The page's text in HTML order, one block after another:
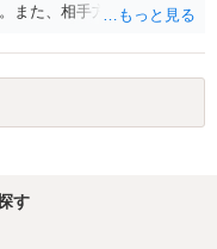
また、相手方の投稿した
投稿に使った回線の契約
ウント情報開示の場合
されます。 また、された
イケースであり、数万円
す